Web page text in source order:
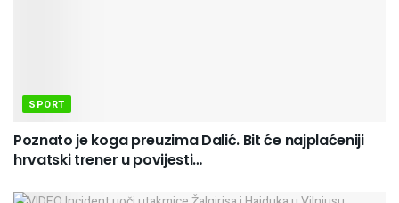
SPORT
Poznato je koga preuzima Dalić. Bit će najplaćeniji
hrvatski trener u povijesti…